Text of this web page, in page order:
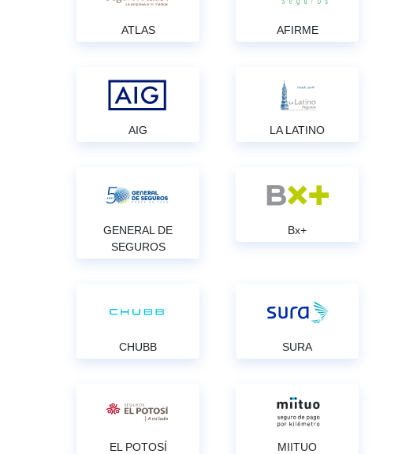
ATLAS AFIRME
AIG LA LATINO
GENERAL DE
SEGUROS
Bx+
CHUBB SURA
EL POTOSÍ MIITUO